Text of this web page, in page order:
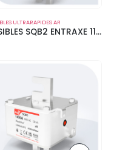
ULTRARAPIDES AR
FUSIBLES SQB2 ENTRAXE 110 MM 690V